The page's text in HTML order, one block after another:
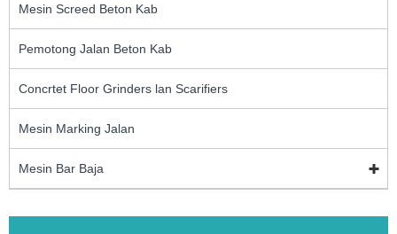
Mesin Screed Beton Kab
Pemotong Jalan Beton Kab
Concrtet Floor Grinders lan Scarifiers
Mesin Marking Jalan
Mesin Bar Baja